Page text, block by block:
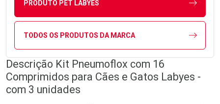
PRODUTO PET LABYES
TODOS OS PRODUTOS DA MARCA
Descrição Kit Pneumoflox com 16
Comprimidos para Cães e Gatos Labyes -
com 3 unidades